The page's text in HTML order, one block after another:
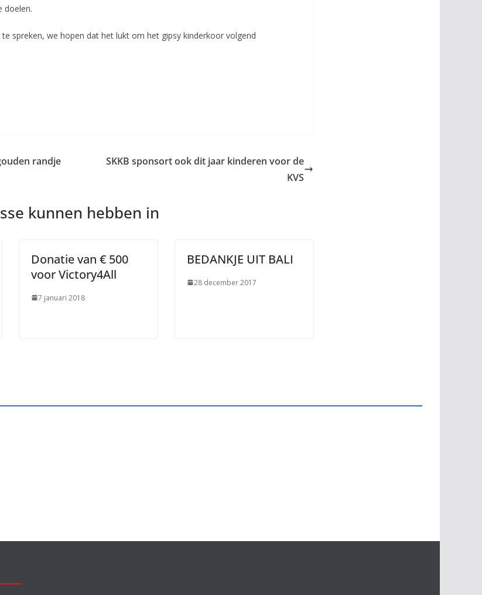
doelen.
spreken, we hopen dat het lukt om het gipsy kinderkoor volgend
randje
SKKB sponsort ook dit jaar kinderen voor de
KVS
kunnen hebben in
Donatie van € 500
voor Victory4All
7 januari 2018
BEDANKJE UIT BALI
28 december 2017